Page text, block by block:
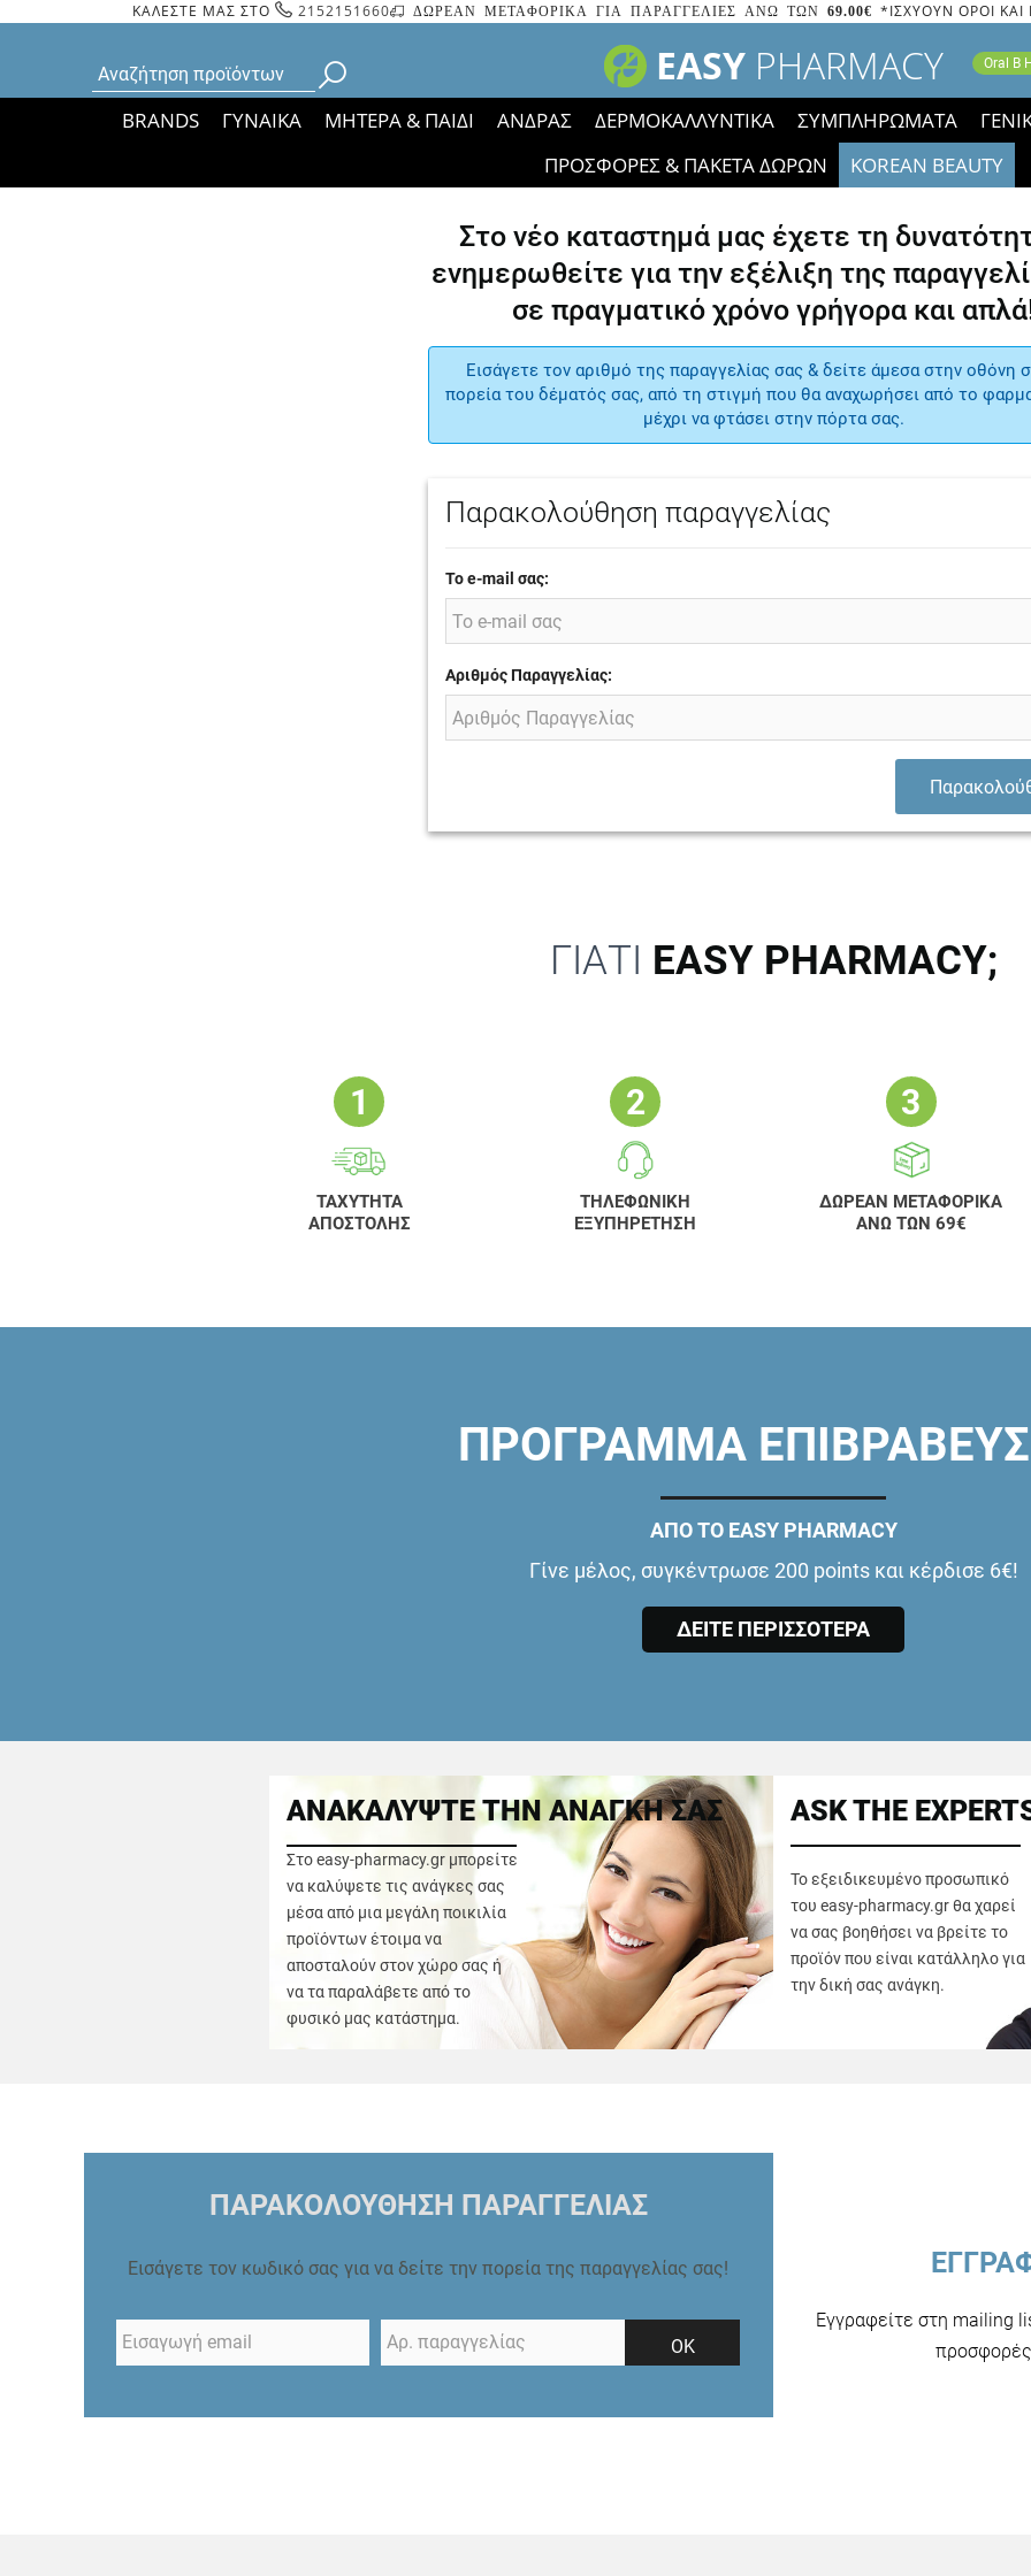
ΚΑΛΕΣΤΕ ΜΑΣ ΣΤΟ 2152151660 ΔΩΡΕΑΝ ΜΕΤΑΦΟΡΙΚΑ ΓΙΑ ΠΑΡΑΓΓΕΛΙΕΣ ΑΝΩ ΤΩΝ 69.00€ *ΙΣΧΥΟΥΝ ΟΡΟΙ
EASY PHARMACY Oral B
BRANDS ΓΥΝΑΙΚΑ ΜΗΤΕΡΑ & ΠΑΙΔΙ ΑΝΔΡΑΣ ΔΕΡΜΟΚΑΛΛΥΝΤΙΚΑ ΣΥΜΠΛΗΡΩΜΑΤΑ
ΠΡΟΣΦΟΡΕΣ & ΠΑΚΕΤΑ ΔΩΡΩΝ
KOREAN BEAUTY
Bάσει ΦΕΚ 35935/2023 τα εικονίδια των εκπτώσεων έφυγαν, οι χαμηλές μας
Στο νέο καταστημά μας έχετε τη
ενημερωθείτε για την εξέλιξη της
σε πραγματικό χρόνο γρήγορα και
Εισάγετε τον αριθμό της παραγγελίας σας & δείτε άμεσα στην οθόνη
πορεία του δέματός σας, από τη στιγμή που θα αναχωρήσει από το
μέχρι να φτάσει στην πόρτα σας.
Παρακολούθηση παραγγελίας
Το e-mail σας:
Αριθμός Παραγγελίας:
ΓΙΑΤΙ EASY PHARMACY;
ΤΑΧΥΤΗΤΑ
ΑΠΟΣΤΟΛΗΣ
ΤΗΛΕΦΩΝΙΚΗ
ΕΞΥΠΗΡΕΤΗΣΗ
ΔΩΡΕΑΝ ΜΕΤΑΦΟΡΙΚΑ
ΑΝΩ ΤΩΝ 69€
ΠΡΟΓΡΑΜΜΑ
ΑΠΟ ΤΟ EASY PHARMACY
Γίνε μέλος, συγκέντρωσε 200 points και κέρδισε 6€!
ΔΕΙΤΕ ΠΕΡΙΣΣΟΤΕΡΑ
ΑΝΑΚΑΛΥΨΤΕ ΤΗΝ ΑΝΑΓΚΗ ΣΑΣ
Στο easy-pharmacy.gr μπορείτε
να καλύψετε τις ανάγκες σας
μέσα από μια μεγάλη ποικιλία
προϊόντων έτοιμα να
αποσταλούν στον χώρο σας ή
να τα παραλάβετε από το
φυσικό μας κατάστημα.
ASK THE
Το εξειδικευμένο προσωπικό
του easy-pharmacy.gr θα χαρεί
να σας βοηθήσει να βρείτε το
προϊόν που είναι κατάλληλο για
την δική σας ανάγκη.
ΠΑΡΑΚΟΛΟΥΘΗΣΗ ΠΑΡΑΓΓΕΛΙΑΣ
Εισάγετε τον κωδικό σας για να δείτε την πορεία της παραγγελίας σας!
ΟΚ
Εγγραφείτε στη mailing
προσφορές